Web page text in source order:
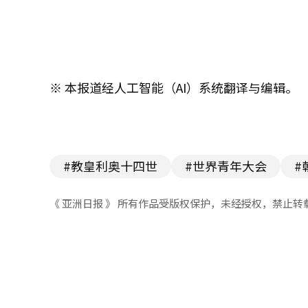
※ 本报道经人工智能（AI）系统翻译与编辑。
#教皇利奥十四世 #世界青年大会 #
《 亚洲日报 》 所有作品受版权保护，未经授权，禁止转